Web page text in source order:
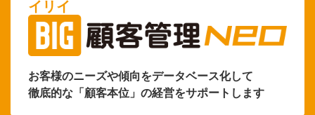
イリイ
お客様のニーズや傾向をデータベース化して
徹底的な「顧客本位」の経営をサポートします